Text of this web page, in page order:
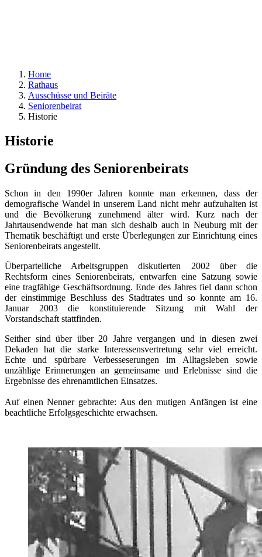
Home
Rathaus
Ausschüsse und Beiräte
Seniorenbeirat
Historie
Historie
Gründung des Seniorenbeirats
Schon in den 1990er Jahren konnte man erkennen, dass der
demografische Wandel in unserem Land nicht mehr aufzuhalten ist
und die Bevölkerung zunehmend älter wird. Kurz nach der
Jahrtausendwende hat man sich deshalb auch in Neuburg mit der
Thematik beschäftigt und erste Überlegungen zur Einrichtung eines
Seniorenbeirats angestellt.
Überparteiliche Arbeitsgruppen diskutierten 2002 über die
Rechtsform eines Seniorenbeirats, entwarfen eine Satzung sowie
eine tragfähige Geschäftsordnung. Ende des Jahres fiel dann schon
der einstimmige Beschluss des Stadtrates und so konnte am 16.
Januar 2003 die konstituierende Sitzung mit Wahl der
Vorstandschaft stattfinden.
Seither sind über über 20 Jahre vergangen und in diesen zwei
Dekaden hat die starke Interessensvertretung sehr viel erreicht.
Echte und spürbare Verbesseserungen im Alltagsleben sowie
unzählige Erinnerungen an gemeinsame und Erlebnisse sind die
Ergebnisse des ehrenamtlichen Einsatzes.
Auf einen Nenner gebrachte: Aus den mutigen Anfängen ist eine
beachtliche Erfolgsgeschichte erwachsen.